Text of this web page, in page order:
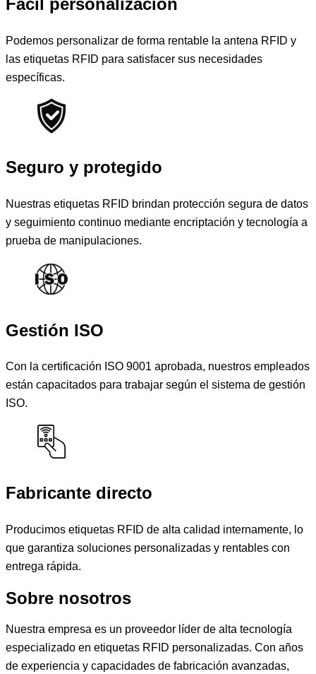
Podemos personalizar de forma rentable la antena RFID y
las etiquetas RFID para satisfacer sus necesidades
específicas.
Seguro y protegido
Nuestras etiquetas RFID brindan protección segura de datos
y seguimiento continuo mediante encriptación y tecnología a
prueba de manipulaciones.
Gestión ISO
Con la certificación ISO 9001 aprobada, nuestros empleados
están capacitados para trabajar según el sistema de gestión
ISO.
Fabricante directo
Producimos etiquetas RFID de alta calidad internamente, lo
que garantiza soluciones personalizadas y rentables con
entrega rápida.
Sobre nosotros
Nuestra empresa es un proveedor líder de alta tecnología
especializado en etiquetas RFID personalizadas. Con años
de experiencia y capacidades de fabricación avanzadas,